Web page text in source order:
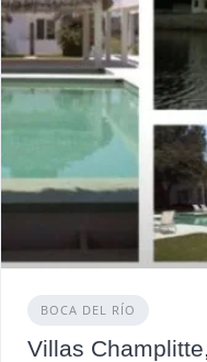
BOCA DEL RÍO
Villas